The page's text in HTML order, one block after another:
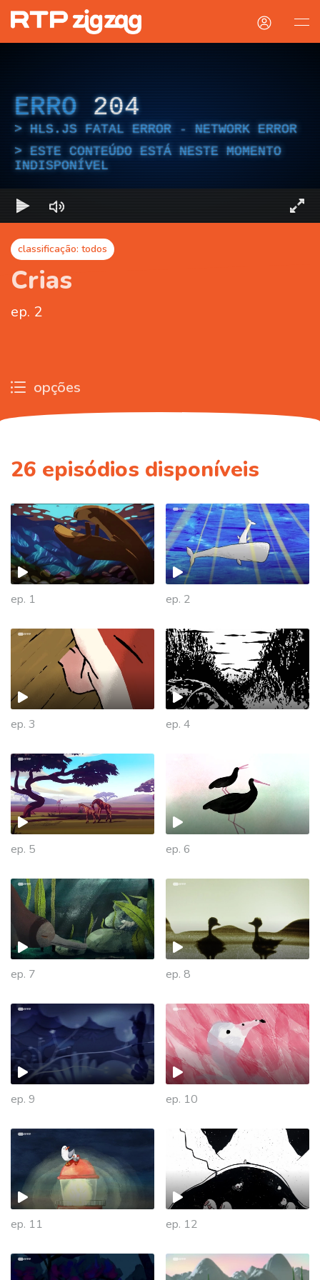
ERRO 204
HLS.JS FATAL ERROR - NETWORK ERROR
ESTE CONTEÚDO ESTÁ NESTE MOMENTO
INDISPONÍVEL
classificação: todos
Crias
ep. 2
opções
26 episódios disponíveis
ep. 1 ep. 2
ep. 3 ep. 4
ep. 5 ep. 6
ep. 7 ep. 8
ep. 9 ep. 10
ep. 11 ep. 12
445420